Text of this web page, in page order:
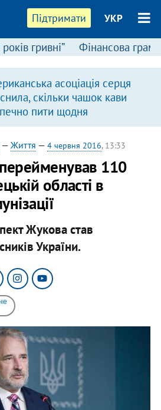
Підтримати УКР
гривні” Фінансова
асоціація серця
скільки чашок кави
пити щодня
— Життя — 4 червня 2016, 13:33
110
області в
Жукова став
України.